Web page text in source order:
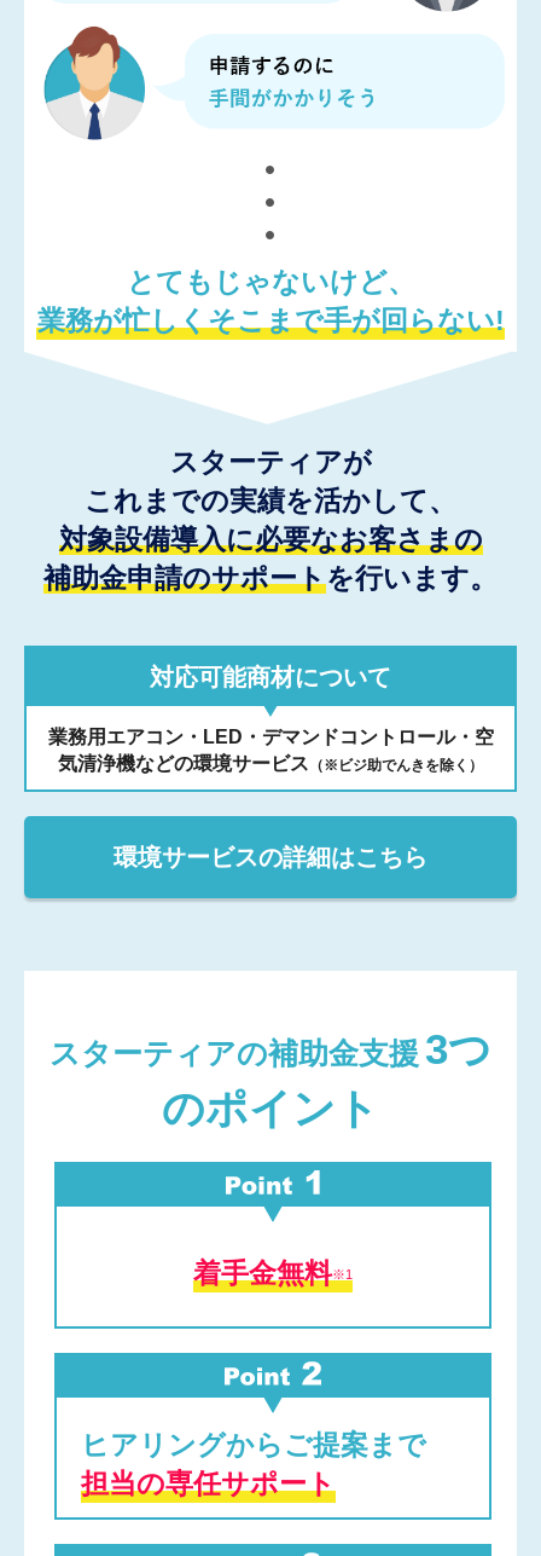
とてもじゃないけど、
業務が忙しくそこまで手が回らない!
スターティアが
これまでの実績を活かして、
対象設備導入に必要なお客さまの
補助金申請のサポートを行います。
対応可能商材について
業務用エアコン・LED・デマンドコントロール・空
気清浄機などの環境サービス （※ビジ助でんきを除く）
環境サービスの詳細はこちら
スターティアの補助金支援 3つ
のポイント
着手金無料※1
ヒアリングからご提案まで
担当の専任サポート